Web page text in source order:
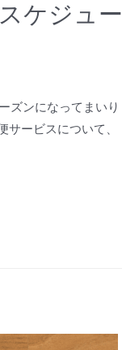
ケジュー
ズンになってまいり
サービスについて、